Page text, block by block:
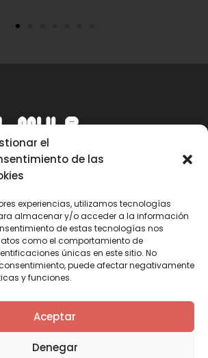
el
de las
experiencias, utilizamos tecnologías
almacenar y/o acceder a la información
de estas tecnologías nos
como el comportamiento de
únicas en este sitio. No
puede afectar negativamente
y funciones.
Aceptar
Denegar
Email
en redes sociales
T
w
i
Y
o
u
n